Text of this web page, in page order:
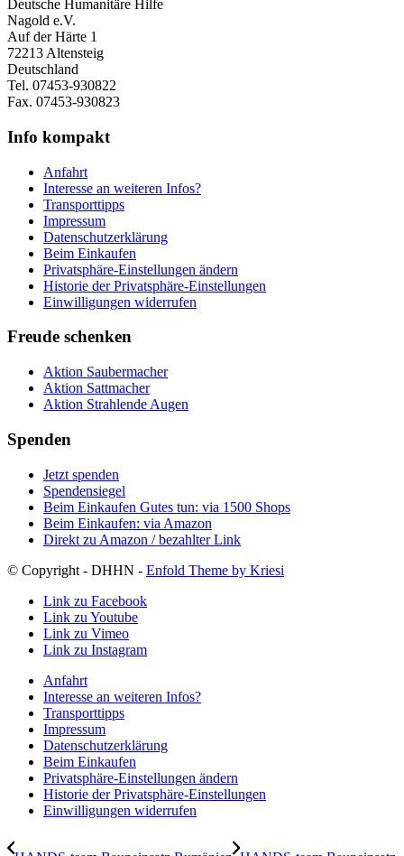
Deutsche Humanitäre Hilfe
Nagold e.V.
Auf der Härte 1
72213 Altensteig
Deutschland
Tel. 07453-930822
Fax. 07453-930823
Info kompakt
Anfahrt
Interesse an weiteren Infos?
Transporttipps
Impressum
Datenschutzerklärung
Beim Einkaufen
Privatsphäre-Einstellungen ändern
Historie der Privatsphäre-Einstellungen
Einwilligungen widerrufen
Freude schenken
Aktion Saubermacher
Aktion Sattmacher
Aktion Strahlende Augen
Spenden
Jetzt spenden
Spendensiegel
Beim Einkaufen Gutes tun: via 1500 Shops
Beim Einkaufen: via Amazon
Direkt zu Amazon / bezahlter Link
© Copyright - DHHN - Enfold Theme by Kriesi
Link zu Facebook
Link zu Youtube
Link zu Vimeo
Link zu Instagram
Anfahrt
Interesse an weiteren Infos?
Transporttipps
Impressum
Datenschutzerklärung
Beim Einkaufen
Privatsphäre-Einstellungen ändern
Historie der Privatsphäre-Einstellungen
Einwilligungen widerrufen